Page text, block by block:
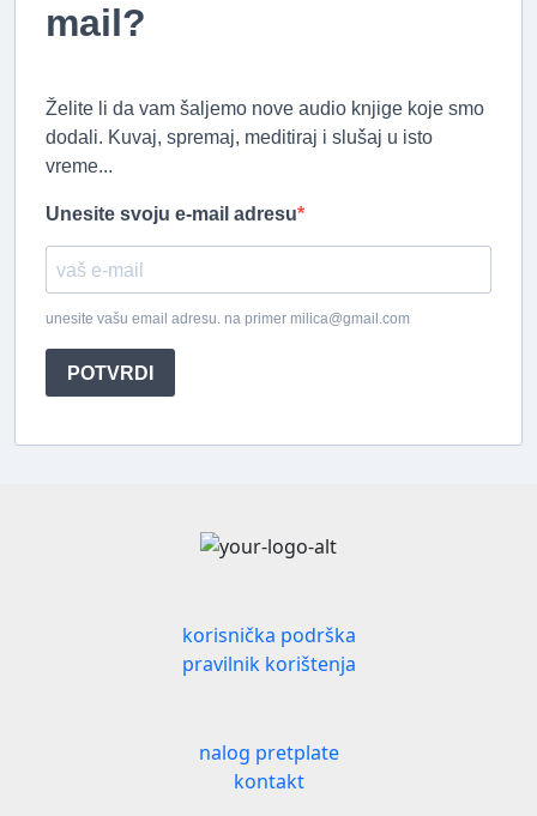
mail?
Želite li da vam šaljemo nove audio knjige koje smo
dodali. Kuvaj, spremaj, meditiraj i slušaj u isto
vreme...
Unesite svoju e-mail adresu
unesite vašu email adresu. na primer milica@gmail.com
POTVRDI
korisnička podrška
pravilnik korištenja
nalog pretplate
kontakt